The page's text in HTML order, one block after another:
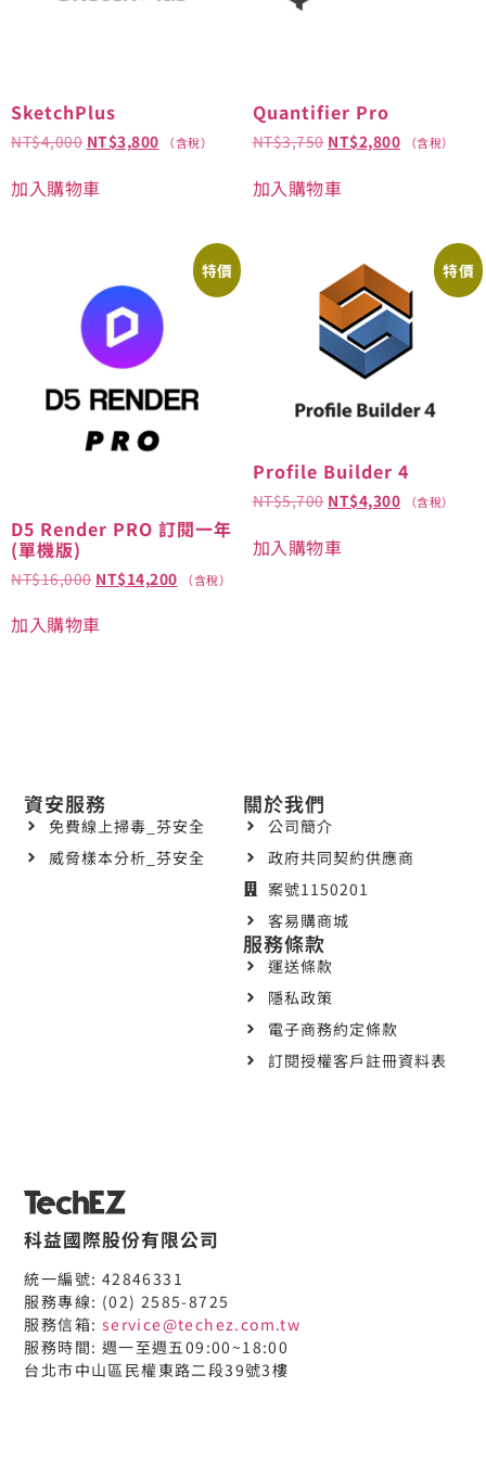
SketchPlus
NT$4,000 NT$3,800 （含稅）
加入購物車
Quantifier Pro
NT$3,750 NT$2,800 （含稅）
加入購物車
特價
D5 Render PRO 訂閱一年
(單機版)
NT$16,000 NT$14,200 （含稅）
加入購物車
特價
Profile Builder 4
NT$5,700 NT$4,300 （含稅）
加入購物車
科益國際股份有限公司
統一編號: 42846331
服務專線: (02) 2585-8725
服務信箱: service@techez.com.tw
服務時間: 週一至週五09:00~18:00
台北市中山區民權東路二段39號3樓
關於我們
公司簡介
政府共同契約供應商
案號1150201
客易購商城
資安服務
免費線上掃毒_芬安全
威脅樣本分析_芬安全
服務條款
運送條款
隱私政策
電子商務約定條款
訂閱授權客戶註冊資料表